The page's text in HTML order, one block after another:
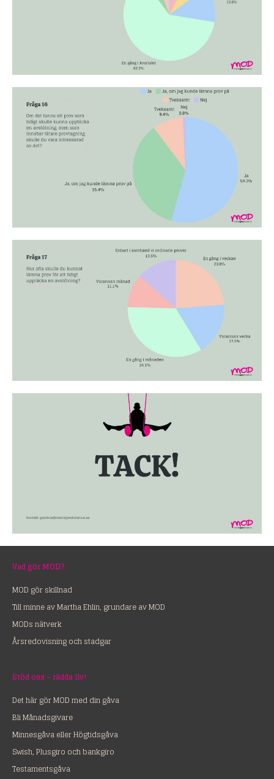
Vad gör MOD?
MOD gör skillnad
Till minne av Martha Ehlin, grundare av MOD
MODs nätverk
Årsredovisning och stadgar
Stöd oss – rädda liv!
Det här gör MOD med din gåva
Bli Månadsgivare
Minnesgåva eller Högtidsgåva
Swish, Plusgiro och bankgiro
Testamentsgåva